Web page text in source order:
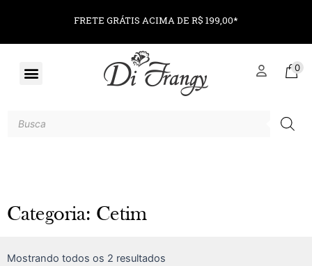
FRETE GRÁTIS ACIMA DE R$ 199,00*
0
Categoria: Cetim
Mostrando todos os 2 resultados